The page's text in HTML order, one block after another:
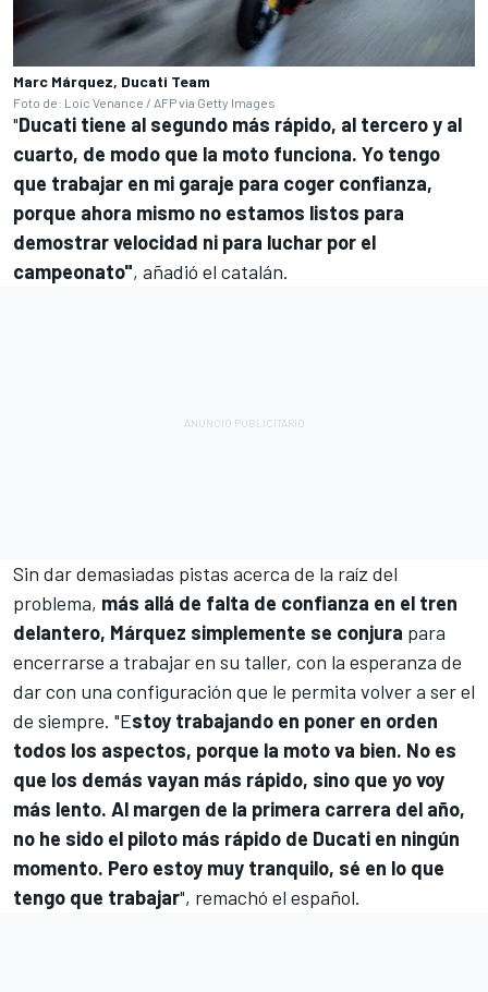
Marc Márquez, Ducati Team
Foto de: Loic Venance / AFP via Getty Images
"Ducati tiene al segundo más rápido, al tercero y al
cuarto, de modo que la moto funciona. Yo tengo
que trabajar en mi garaje para coger confianza,
porque ahora mismo no estamos listos para
demostrar velocidad ni para luchar por el
campeonato", añadió el catalán.
Sin dar demasiadas pistas acerca de la raíz del
problema, más allá de falta de confianza en el tren
delantero, Márquez simplemente se conjura para
encerrarse a trabajar en su taller, con la esperanza de
dar con una configuración que le permita volver a ser el
de siempre. "Estoy trabajando en poner en orden
todos los aspectos, porque la moto va bien. No es
que los demás vayan más rápido, sino que yo voy
más lento. Al margen de la primera carrera del año,
no he sido el piloto más rápido de Ducati en ningún
momento. Pero estoy muy tranquilo, sé en lo que
tengo que trabajar", remachó el español.